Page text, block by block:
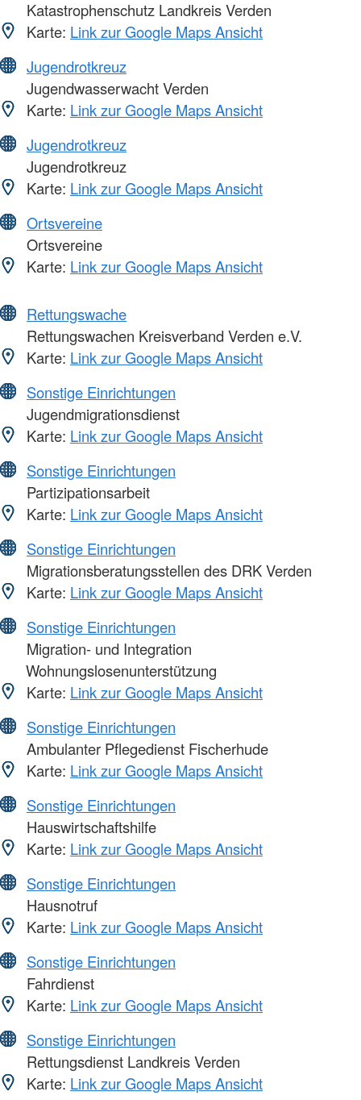
Katastrophenschutz Landkreis Verden
Karte: Link zur Google Maps Ansicht
Jugendrotkreuz
Jugendwasserwacht Verden
Karte: Link zur Google Maps Ansicht
Jugendrotkreuz
Jugendrotkreuz
Karte: Link zur Google Maps Ansicht
Ortsvereine
Ortsvereine
Karte: Link zur Google Maps Ansicht
Rettungswache
Rettungswachen Kreisverband Verden e.V.
Karte: Link zur Google Maps Ansicht
Sonstige Einrichtungen
Jugendmigrationsdienst
Karte: Link zur Google Maps Ansicht
Sonstige Einrichtungen
Partizipationsarbeit
Karte: Link zur Google Maps Ansicht
Sonstige Einrichtungen
Migrationsberatungsstellen des DRK Verden
Karte: Link zur Google Maps Ansicht
Sonstige Einrichtungen
Migration- und Integration
Wohnungslosenunterstützung
Karte: Link zur Google Maps Ansicht
Sonstige Einrichtungen
Ambulanter Pflegedienst Fischerhude
Karte: Link zur Google Maps Ansicht
Sonstige Einrichtungen
Hauswirtschaftshilfe
Karte: Link zur Google Maps Ansicht
Sonstige Einrichtungen
Hausnotruf
Karte: Link zur Google Maps Ansicht
Sonstige Einrichtungen
Fahrdienst
Karte: Link zur Google Maps Ansicht
Sonstige Einrichtungen
Rettungsdienst Landkreis Verden
Karte: Link zur Google Maps Ansicht